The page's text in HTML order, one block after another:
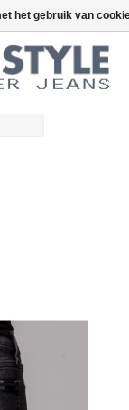
€0,00
het gebruik van